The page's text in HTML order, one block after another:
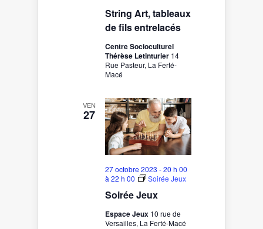
String Art, tableaux
de fils entrelacés
Centre Socioculturel
Thérèse Letinturier 14
Rue Pasteur, La Ferté-
Macé
VEN
27
Soirée Jeux
27 octobre 2023 - 20 h 00
à 22 h 00 Soirée Jeux
Espace Jeux 10 rue de
Versailles, La Ferté-Macé